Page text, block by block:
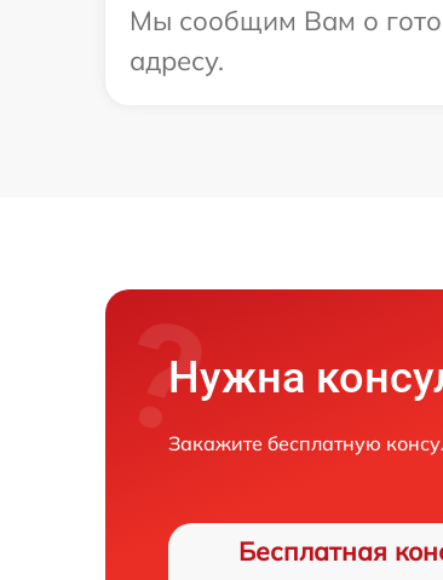
Мы сообщим Вам о
адресу.
Нужна
Закажите бесплатную
Бесплатная